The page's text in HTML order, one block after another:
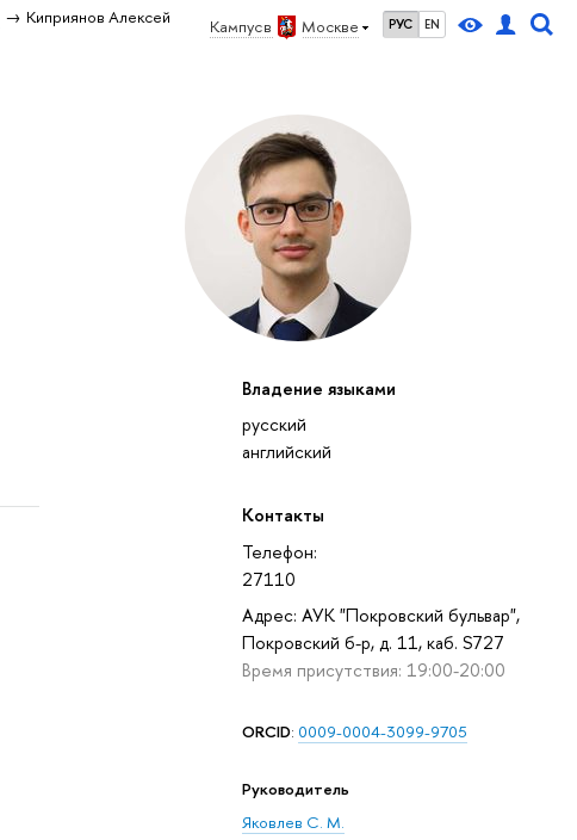
Кампус в Москве РУС EN
Киприянов Алексей
Владение языками
русский
английский
Контакты
Телефон:
27110
Адрес: АУК "Покровский бульвар",
Покровский б-р, д. 11, каб. S727
Время присутствия: 19:00-20:00
ORCID: 0009-0004-3099-9705
Руководитель
Яковлев С. М.